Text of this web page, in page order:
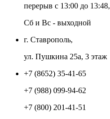
перерыв с 13:00 до 13:48,
Сб и Вс - выходной
г. Ставрополь,
ул. Пушкина 25а, 3 этаж
+7 (8652) 35-41-65
+7 (988) 099-94-62
+7 (800) 201-41-51